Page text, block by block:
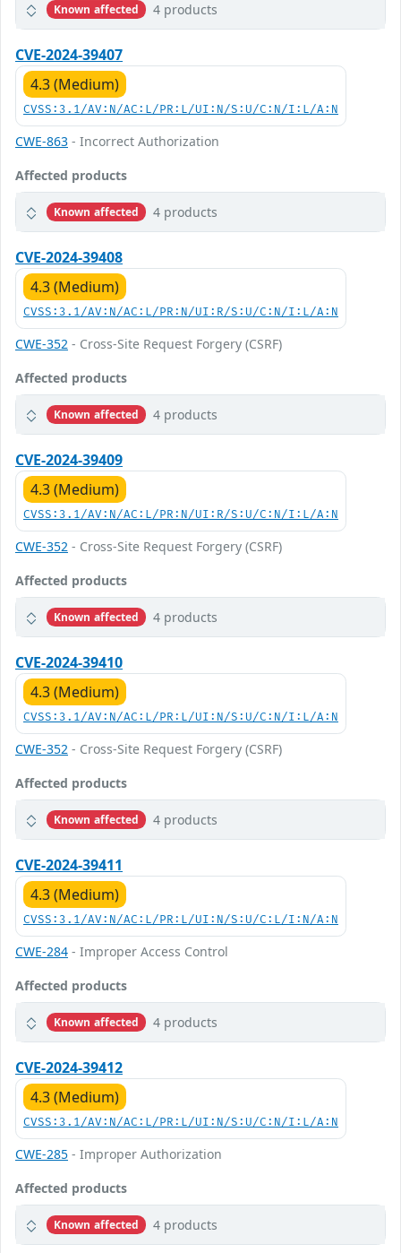
Known affected 4 products
CVE-2024-39407
4.3 (Medium)
CVSS:3.1/AV:N/AC:L/PR:L/UI:N/S:U/C:N/I:L/A:N
CWE-863 - Incorrect Authorization
Affected products
Known affected 4 products
CVE-2024-39408
4.3 (Medium)
CVSS:3.1/AV:N/AC:L/PR:N/UI:R/S:U/C:N/I:L/A:N
CWE-352 - Cross-Site Request Forgery (CSRF)
Affected products
Known affected 4 products
CVE-2024-39409
4.3 (Medium)
CVSS:3.1/AV:N/AC:L/PR:N/UI:R/S:U/C:N/I:L/A:N
CWE-352 - Cross-Site Request Forgery (CSRF)
Affected products
Known affected 4 products
CVE-2024-39410
4.3 (Medium)
CVSS:3.1/AV:N/AC:L/PR:L/UI:N/S:U/C:N/I:L/A:N
CWE-352 - Cross-Site Request Forgery (CSRF)
Affected products
Known affected 4 products
CVE-2024-39411
4.3 (Medium)
CVSS:3.1/AV:N/AC:L/PR:L/UI:N/S:U/C:L/I:N/A:N
CWE-284 - Improper Access Control
Affected products
Known affected 4 products
CVE-2024-39412
4.3 (Medium)
CVSS:3.1/AV:N/AC:L/PR:L/UI:N/S:U/C:N/I:L/A:N
CWE-285 - Improper Authorization
Affected products
Known affected 4 products